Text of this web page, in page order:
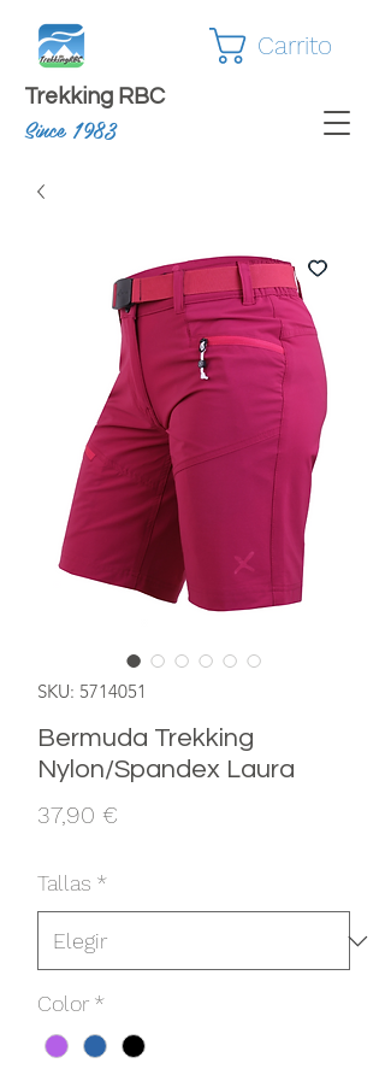
Carrito
Trekking RBC
Since 1983
SKU: 5714051
Bermuda Trekking
Nylon/Spandex Laura
37,90 €
Tallas *
Color *